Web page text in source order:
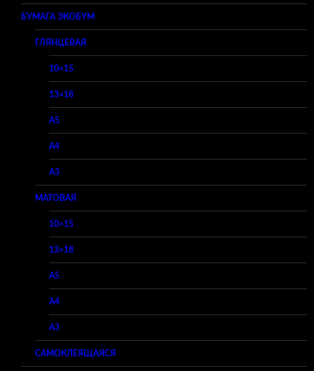
БУМАГА ЭКОБУМ
ГЛЯНЦЕВАЯ
10×15
13×18
A5
A4
A3
МАТОВАЯ
10×15
13×18
A5
A4
A3
САМОКЛЕЯЩАЯСЯ